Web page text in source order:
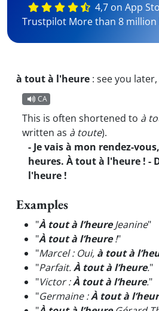
4,7 on App
Trustpilot More than 8
à tout à l'heure : see you
CA
This is often shortened to à
written as à toute).
- Je vais à mon rendez-
heures. À tout à l'heure ! -
l'heure !
Examples
"À tout à l’heureJeanine"
"À tout à l’heure!"
"Marcel : Oui, à tout à
"Parfait.À tout à l’heure."
"Victor :À tout à l’heure."
"Germaine :À tout à